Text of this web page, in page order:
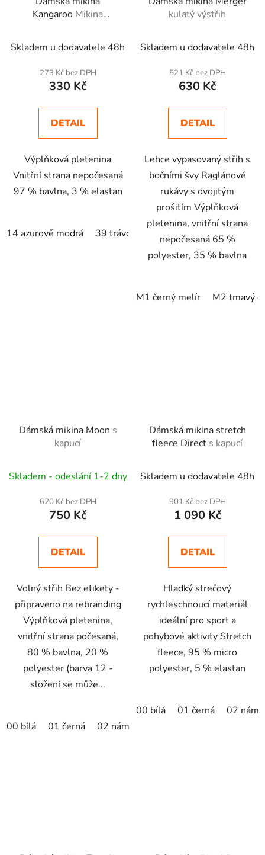
Kangaroo Mikina
Skladem u dodavatele 48h
273 Kč bez DPH
330 Kč
DETAIL
Výplňková pletenina
Vnitřní strana nepočesaná
97 % bavlna, 3 % elastan
14 azurově modrá 39 trávově zelená
kulatý výstřih
Skladem u dodavatele 48h
521 Kč bez DPH
630 Kč
DETAIL
Lehce vypasovaný střih s
bočními švy Raglánové
rukávy s dvojitým
prošitím Výplňková
pletenina, vnitřní strana
nepočesaná 65 %
polyester, 35 % bavlna
M1 černý melír M2 tmavý
Dámská mikina Moon s
kapucí
Skladem - odeslání 1-2 dny
620 Kč bez DPH
750 Kč
DETAIL
Volný střih Bez etikety -
připraveno na rebranding
Výplňková pletenina,
vnitřní strana počesaná,
80 % bavlna, 20 %
polyester (barva 12 -
složení se může...
00 bílá 01 černá 02 námořní modrá
Dámská mikina stretch
fleece Direct s kapucí
Skladem u dodavatele 48h
901 Kč bez DPH
1 090 Kč
DETAIL
Hladký strečový
rychleschnoucí materiál
ideální pro sport a
pohybové aktivity Stretch
fleece, 95 % micro
polyester, 5 % elastan
00 bílá 01 černá 02